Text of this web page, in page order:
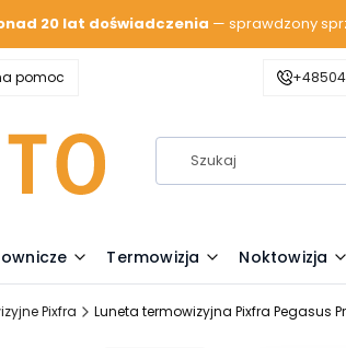
20 lat doświadczenia — sprawdzony
pomoc
Termowizja Noktowizja
Pixfra Luneta termowizyjna Pixfra Pegasus